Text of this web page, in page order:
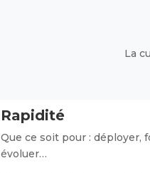
La
Rapidité
Que ce soit pour : déployer,
évoluer…